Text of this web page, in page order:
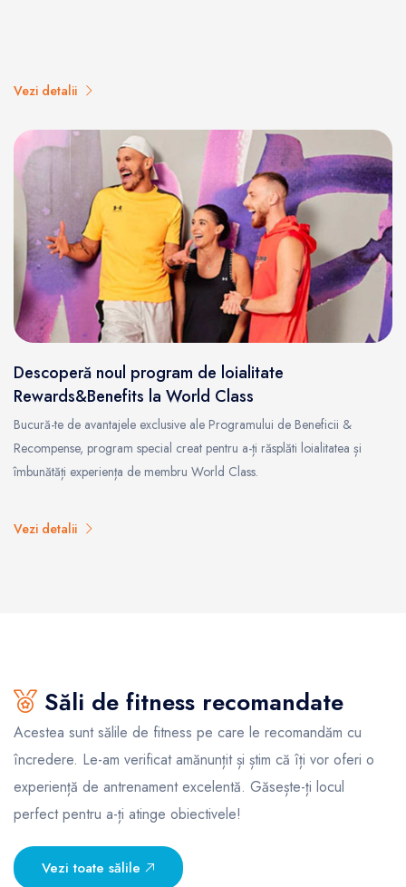
Vezi detalii
Descoperă noul program de loialitate
Rewards&Benefits la World Class
Bucură-te de avantajele exclusive ale Programului de Beneficii &
Recompense, program special creat pentru a-ți răsplăti loialitatea și
îmbunătăți experiența de membru World Class.
Vezi detalii
Săli de fitness recomandate
Acestea sunt sălile de fitness pe care le recomandăm cu
încredere. Le-am verificat amănunțit și știm că îți vor oferi o
experiență de antrenament excelentă. Găsește-ți locul
perfect pentru a-ți atinge obiectivele!
Vezi toate sălile